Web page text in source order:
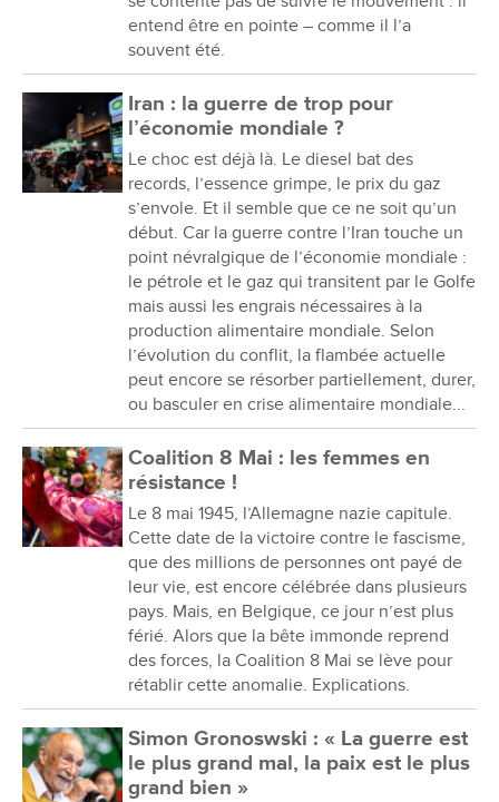
entend être en pointe – comme il l’a
souvent été.
Iran : la guerre de trop pour
l’économie mondiale ?
Le choc est déjà là. Le diesel bat des
records, l’essence grimpe, le prix du gaz
s’envole. Et il semble que ce ne soit qu’un
début. Car la guerre contre l’Iran touche un
point névralgique de l’économie mondiale :
le pétrole et le gaz qui transitent par le Golfe
mais aussi les engrais nécessaires à la
production alimentaire mondiale. Selon
l’évolution du conflit, la flambée actuelle
peut encore se résorber partiellement, durer,
ou basculer en crise alimentaire mondiale...
Coalition 8 Mai : les femmes en
résistance !
Le 8 mai 1945, l’Allemagne nazie capitule.
Cette date de la victoire contre le fascisme,
que des millions de personnes ont payé de
leur vie, est encore célébrée dans plusieurs
pays. Mais, en Belgique, ce jour n’est plus
férié. Alors que la bête immonde reprend
des forces, la Coalition 8 Mai se lève pour
rétablir cette anomalie. Explications.
Simon Gronoswski : « La guerre est
le plus grand mal, la paix est le plus
grand bien »